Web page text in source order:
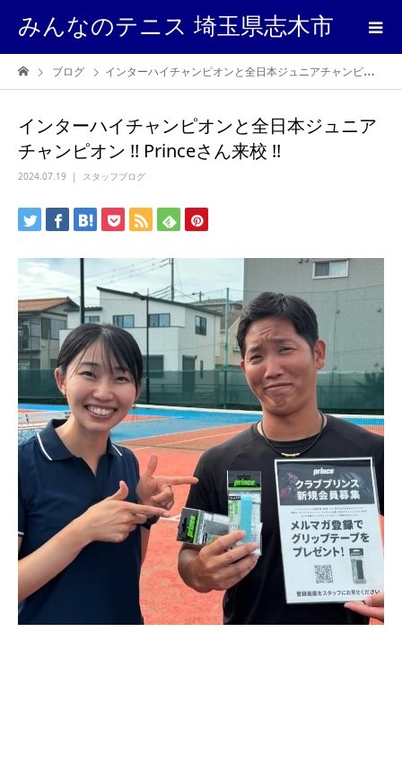
みんなのテニス 埼玉県志木市
ブログ インターハイチャンピオンと全日本ジュニアチャンピオン !! Princeさん来校 !!
インターハイチャンピオンと全日本ジュニア
チャンピオン !! Princeさん来校 !!
2024.07.19 スタッフブログ